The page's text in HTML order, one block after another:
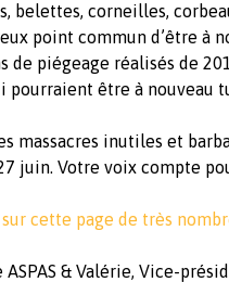
belettes, corneilles,
point commun d’être à
de piégeage réalisés de
pourraient être à nouveau
massacres inutiles et
juin. Votre voix compte
sur cette page de très
& Valérie, Vice-